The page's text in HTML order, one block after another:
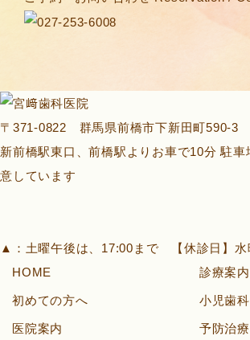
〒371-0822 群馬県前橋市下新田町590-3
新前橋駅東口、前橋駅よりお車で10分 駐車
意しています
▲ ：土曜午後は、17:00まで 【休診日】水
HOME
初めての方へ
医院案内
診療案内
小児歯科
予防治療